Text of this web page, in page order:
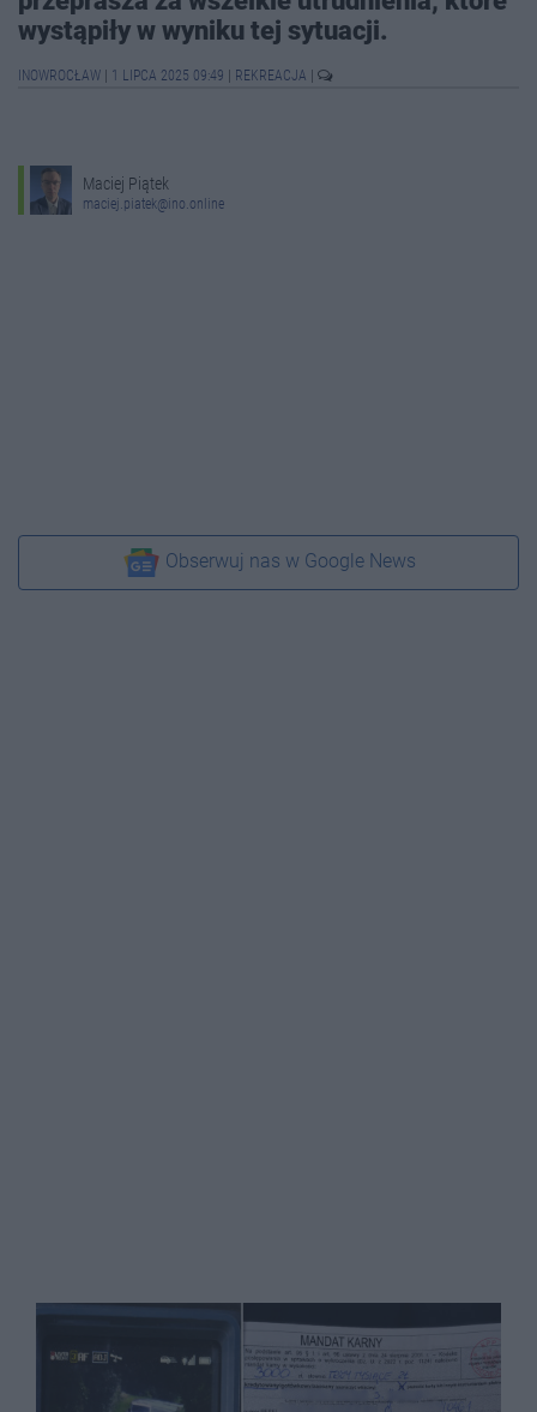
wystąpiły w wyniku tej sytuacji.
INOWROCŁAW 1 LIPCA 2025 09:49 REKREACJA
Maciej Piątek
maciej.piatek@ino.online
Obserwuj nas w Google News